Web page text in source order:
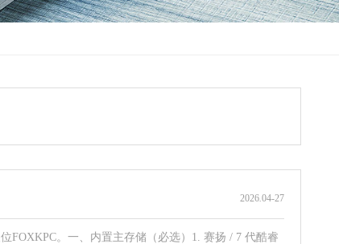
2026.04-27
FOXKPC。一、内置主存储（必选）1. 赛扬 / 7 代酷睿